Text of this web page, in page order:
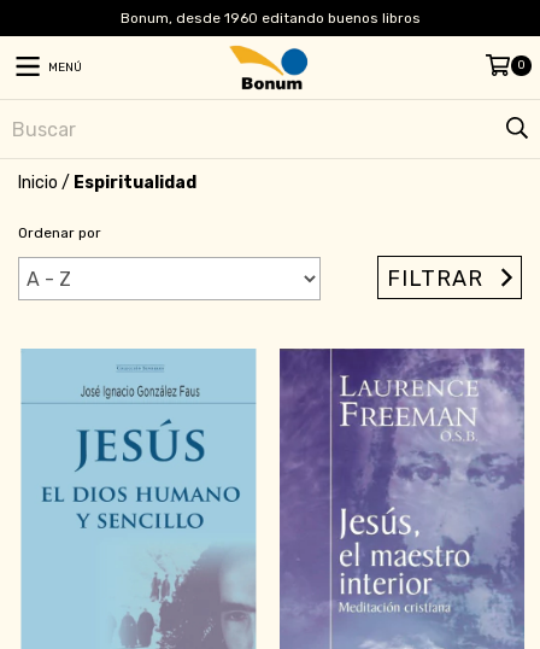
Bonum, desde 1960 editando buenos libros
MENÚ 0
Inicio / Espiritualidad
Ordenar por
FILTRAR